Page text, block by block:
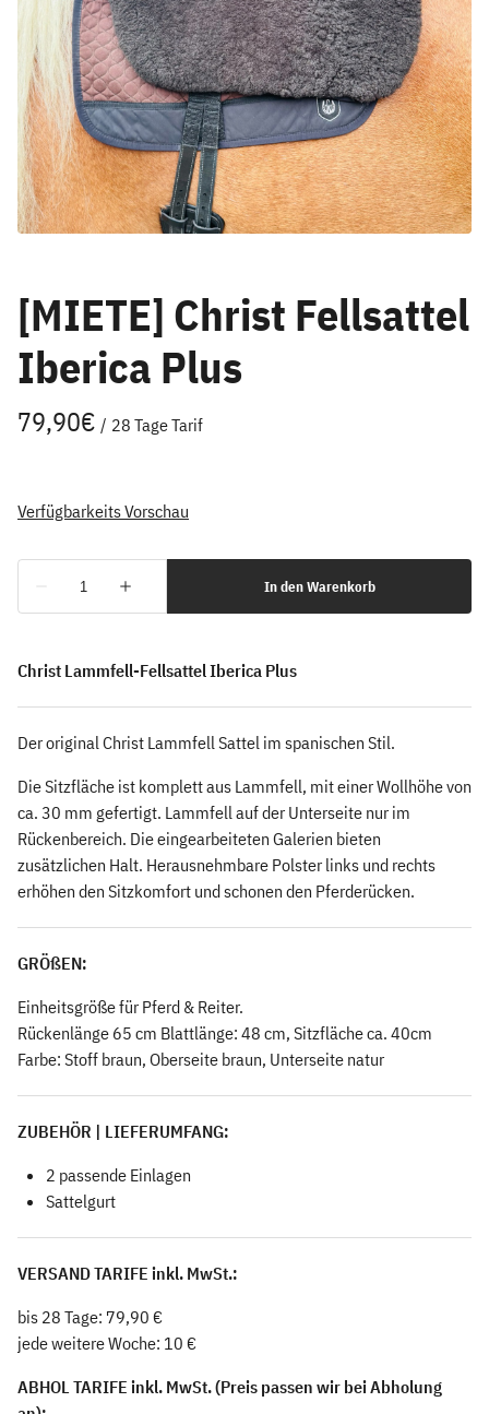
[MIETE] Christ Fellsattel
Iberica Plus
/
Christ Lammfell-​Fellsattel Iberica Plus
Der original Christ Lammfell Sattel im spanischen Stil.
Die Sitzfläche ist komplett aus Lammfell, mit einer Wollhöhe von
ca. 30 mm gefertigt. Lammfell auf der Unterseite nur im
Rückenbereich. Die eingearbeiteten Galerien bieten
zusätzlichen Halt. Herausnehmbare Polster links und rechts
erhöhen den Sitzkomfort und schonen den Pferderücken.
GRÖßEN:
Einheitsgröße für Pferd & Reiter.
Rückenlänge 65 cm Blattlänge: 48 cm, Sitzfläche ca. 40cm
Farbe: Stoff braun, Oberseite braun, Unterseite natur
ZUBEHÖR | LIEFERUMFANG:
2 passende Einlagen
Sattelgurt
VERSAND TARIFE inkl. MwSt.:
bis 28 Tage: 79,90 €
jede weitere Woche: 10 €
ABHOL TARIFE inkl. MwSt. (Preis passen wir bei Abholung